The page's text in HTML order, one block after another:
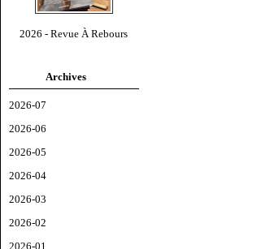
2026 - Revue À Rebours
Archives
2026-07
2026-06
2026-05
2026-04
2026-03
2026-02
2026-01